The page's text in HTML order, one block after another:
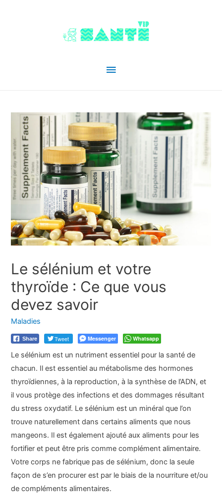
Menu
Le sélénium et votre
thyroïde : Ce que vous
devez savoir
Maladies
Share Tweet Messenger Whatsapp
Le sélénium est un nutriment essentiel pour la santé de
chacun. Il est essentiel au métabolisme des hormones
thyroïdiennes, à la reproduction, à la synthèse de l’ADN, et
il vous protège des infections et des dommages résultant
du stress oxydatif. Le sélénium est un minéral que l’on
trouve naturellement dans certains aliments que nous
mangeons. Il est également ajouté aux aliments pour les
fortifier et peut être pris comme complément alimentaire.
Votre corps ne fabrique pas de sélénium, donc la seule
façon de s’en procurer est par le biais de la nourriture et/ou
de compléments alimentaires.